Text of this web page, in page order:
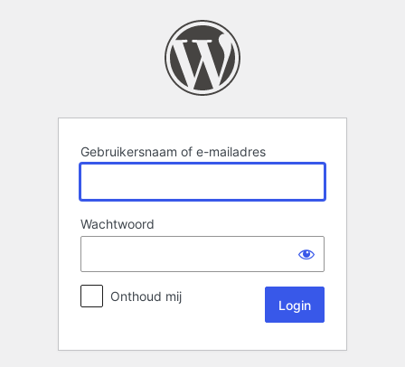
Gebruikersnaam of e-mailadres
Wachtwoord
Onthoud mij